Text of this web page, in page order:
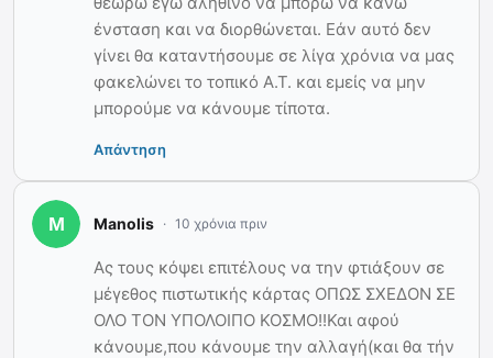
ένσταση και να διορθώνεται. Εάν αυτό δεν
γίνει θα καταντήσουμε σε λίγα χρόνια να μας
φακελώνει το τοπικό Α.Τ. και εμείς να μην
μπορούμε να κάνουμε τίποτα.
Απάντηση
Manolis 10 χρόνια πριν
Ας τους κόψει επιτέλους να την φτιάξουν σε
μέγεθος πιστωτικής κάρτας ΟΠΩΣ ΣΧΕΔΟΝ ΣΕ
ΟΛΟ ΤΟΝ ΥΠΟΛΟΙΠΟ ΚΟΣΜΟ!!Και αφού
κάνουμε,που κάνουμε την αλλαγή(και θα τήν